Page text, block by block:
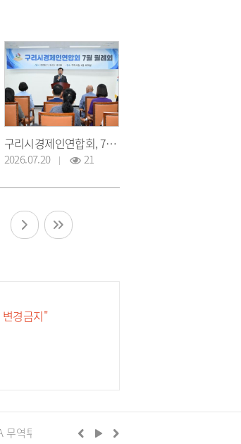
구리시경제인연합회, 7월 월례회의 개최
2026.07.20 21
변경금지"
무역투자24 구리시의회